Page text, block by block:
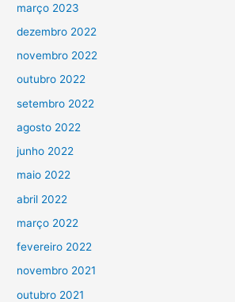
março 2023
dezembro 2022
novembro 2022
outubro 2022
setembro 2022
agosto 2022
junho 2022
maio 2022
abril 2022
março 2022
fevereiro 2022
novembro 2021
outubro 2021